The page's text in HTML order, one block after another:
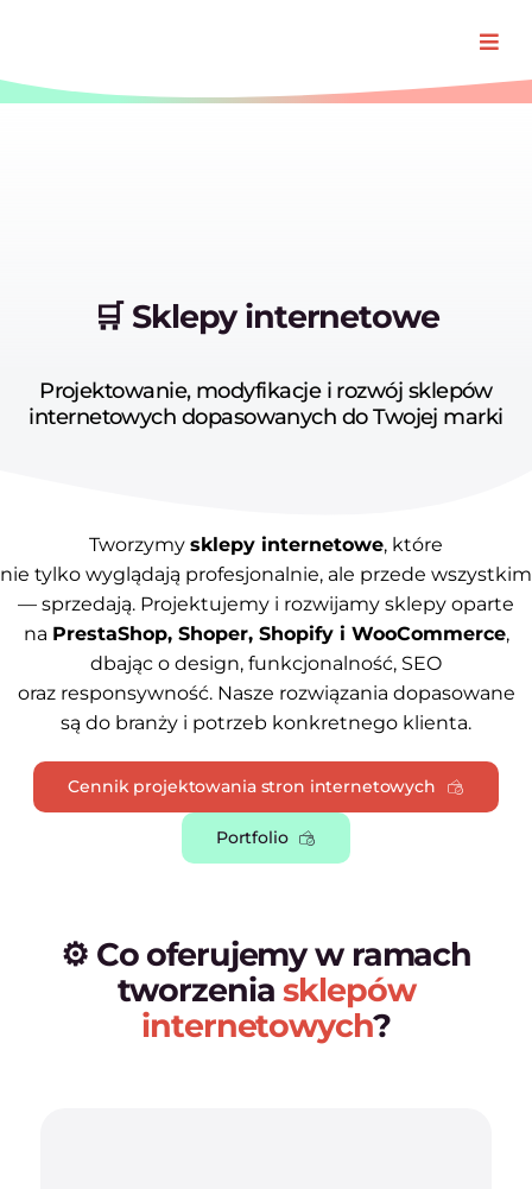
🛒 Sklepy internetowe
Projektowanie, modyfikacje i rozwój sklepów
internetowych dopasowanych do Twojej marki
Tworzymy sklepy internetowe, które
nie tylko wyglądają profesjonalnie, ale przede wszystkim
— sprzedają. Projektujemy i rozwijamy sklepy oparte
na PrestaShop, Shoper, Shopify i WooCommerce,
dbając o design, funkcjonalność, SEO
oraz responsywność. Nasze rozwiązania dopasowane
są do branży i potrzeb konkretnego klienta.
Cennik projektowania stron internetowych
Portfolio
⚙️ Co oferujemy w ramach
tworzeniasklepów
internetowych?